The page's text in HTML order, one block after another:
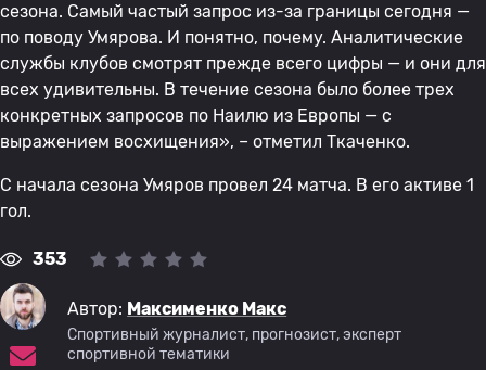
сезона. Самый частый запрос из-за границы сегодня —
по поводу Умярова. И понятно, почему. Аналитические
службы клубов смотрят прежде всего цифры — и они для
всех удивительны. В течение сезона было более трех
конкретных запросов по Наилю из Европы — с
выражением восхищения», – отметил Ткаченко.
С начала сезона Умяров провел 24 матча. В его активе 1
гол.
353
Автор: Максименко Макс
Спортивный журналист, прогнозист, эксперт
спортивной тематики